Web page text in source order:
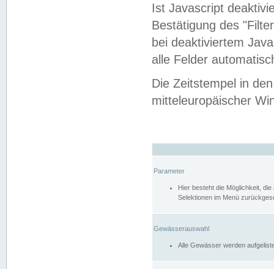
Ist Javascript
Bestätigung des
bei deaktiviertem
alle Felder
Die Zeitstempel in
mitteleuropäischer
Parameter
Hier besteht die Möglichkeit,
Selektionen im Menü
Gewässerauswahl
Alle Gewässer werden